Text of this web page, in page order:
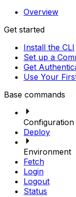
Overview
Get started
Install the CLI
Set up a
Get
Use Your
Base commands
Configuration
Deploy
Environment
Fetch
Login
Logout
Status